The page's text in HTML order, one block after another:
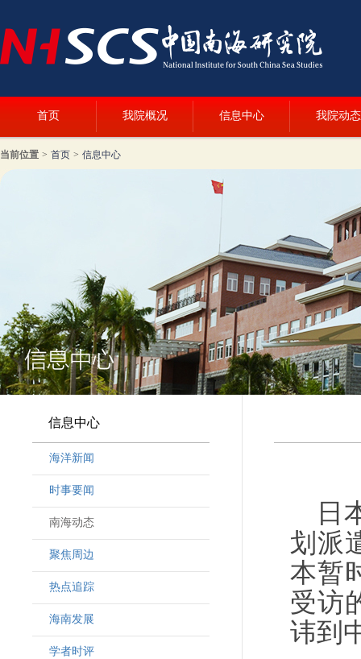
首页 我院概况 信息中心 我院动态
当前位置 > 首页 > 信息中心
信息中心
海洋新闻
时事要闻
南海动态
聚焦周边
热点追踪
海南发展
学者时评
日
划派
本暂
受访
讳到